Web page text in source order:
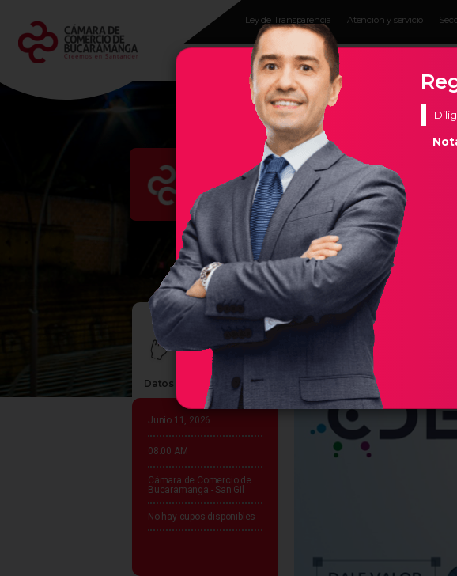
Ley de Transparencia Atención y servicio
Programas para
empresarios
Eventos
En la Cámara de Comercio de Bucaramanga,
región, por ello, les damos todas las
empresas exitosas, sea un sello característico de
Datos claves del evento
Junio 11, 2026
08:00 AM
Cámara de Comercio de
Bucaramanga - San Gil
No hay cupos disponibles
TU MARCA